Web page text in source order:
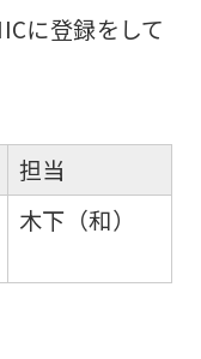
に登録をして
担当
木下（和）